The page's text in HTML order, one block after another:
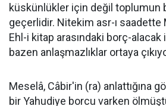
küskünlükler için değil toplumun
geçerlidir. Nitekim asr-ı saadette
Ehl-i kitap arasındaki borç-
bazen anlaşmazlıklar ortaya
Meselâ, Câbir'in (ra) anlattığına
bir Yahudiye borcu varken